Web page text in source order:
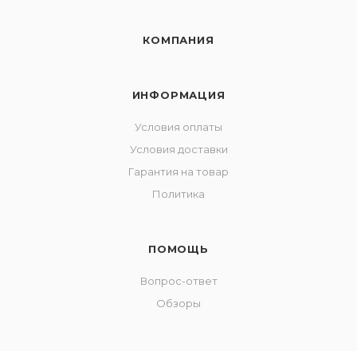
КОМПАНИЯ
ИНФОРМАЦИЯ
Условия оплаты
Условия доставки
Гарантия на товар
Политика
ПОМОЩЬ
Вопрос-ответ
Обзоры